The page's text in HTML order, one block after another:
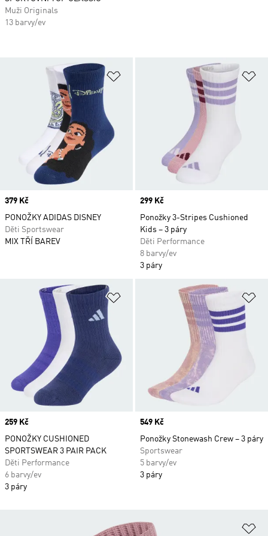
Přidat do seznamu přání
Price
379 Kč
PONOŽKY ADIDAS DISNEY
Děti Sportswear
MIX TŘÍ BAREV
Price
299 Kč
Ponožky 3-Stripes Cushioned
Kids – 3 páry
Děti Performance
8 barvy/ev
3 páry
Přidat do seznamu přání
Price
259 Kč
PONOŽKY CUSHIONED
SPORTSWEAR 3 PAIR PACK
Děti Performance
6 barvy/ev
3 páry
Price
549 Kč
Ponožky Stonewash Crew – 3 páry
Sportswear
5 barvy/ev
3 páry
Muži Originals
13 barvy/ev